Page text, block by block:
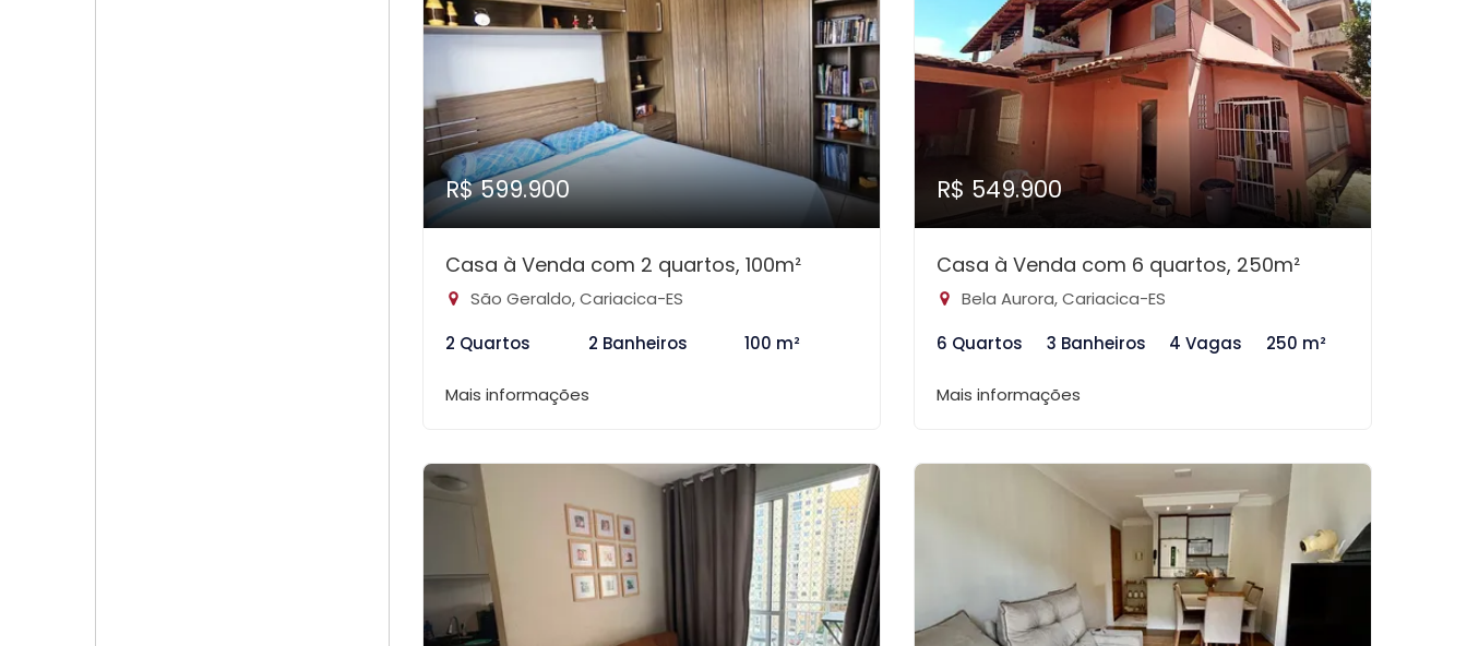
R$ 599.900
Casa à Venda com 2 quartos, 100m²
São Geraldo, Cariacica-ES
2 Quartos
2 Banheiros 100 m²
Mais informações
R$ 549.900
Casa à Venda com 6 quartos, 250m²
Bela Aurora, Cariacica-ES
6 Quartos
3 Banheiros 4 Vagas 250 m²
Mais informações